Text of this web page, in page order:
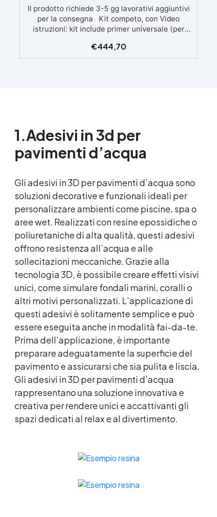
Il prodotto richiede 3-5 gg lavorativi aggiuntivi
per la consegna Kit competo, con Video
istruzioni: kit include primer universale (per
rivestimento antigraffio, pronto all'uso!
Massima resistenza all'usura: il sistema
anche per utenti non professionisti.​ Finitura
estetica personalizzabile: inclusi paillettes
decorativi per creare pavimenti con effetti unici
e brillanti.​​ Versatilità d'uso: adatto per
che richiedono pavimenti resistenti e di qualità
superiore. La quantità di flakes dipende dal
design scelto (copertura parziale o totale). Il
consumo consigliato di 0,15–0,2 kg/m² si basa
su una copertura parziale. Per una copertura
totale, è necessario raddoppiare la quantità
consigliata. Sparta Top: Consumo consigliato:
0,2 kg/m². Si prega di rispettare questa
indicazione, poiché la quantità del prodotto è
calcolata in base a questo consumo. ​
€444,70
1.Adesivi in 3d per
pavimenti d’acqua
Gli adesivi in 3D per pavimenti d’acqua sono
soluzioni decorative e funzionali ideali per
personalizzare ambienti come piscine, spa o
aree wet. Realizzati con resine epossidiche o
poliuretaniche di alta qualità, questi adesivi
offrono resistenza all’acqua e alle
sollecitazioni meccaniche. Grazie alla
tecnologia 3D, è possibile creare effetti visivi
unici, come simulare fondali marini, coralli o
altri motivi personalizzati. L’applicazione di
questi adesivi è solitamente semplice e può
essere eseguita anche in modalità fai-da-te.
Prima dell’applicazione, è importante
preparare adeguatamente la superficie del
pavimento e assicurarsi che sia pulita e liscia.
Gli adesivi in 3D per pavimenti d’acqua
rappresentano una soluzione innovativa e
creativa per rendere unici e accattivanti gli
spazi dedicati al relax e al divertimento.